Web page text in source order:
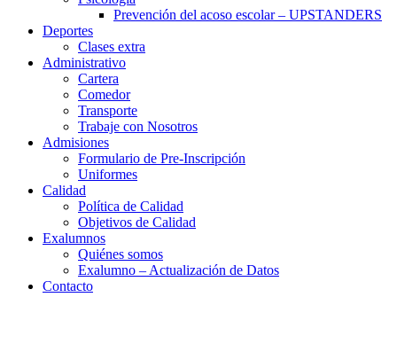
Prevención del acoso escolar – UPSTANDERS
Deportes
Clases extra
Administrativo
Cartera
Comedor
Transporte
Trabaje con Nosotros
Admisiones
Formulario de Pre-Inscripción
Uniformes
Calidad
Política de Calidad
Objetivos de Calidad
Exalumnos
Quiénes somos
Exalumno – Actualización de Datos
Contacto